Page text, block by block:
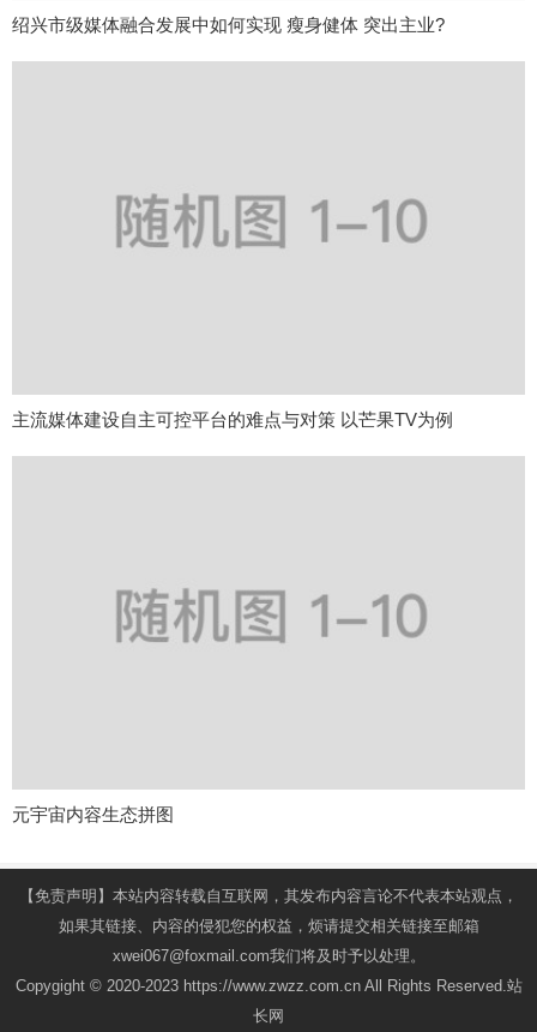
绍兴市级媒体融合发展中如何实现 瘦身健体 突出主业?
主流媒体建设自主可控平台的难点与对策 以芒果TV为例
元宇宙内容生态拼图
【免责声明】本站内容转载自互联网，其发布内容言论不代表本站观点，
如果其链接、内容的侵犯您的权益，烦请提交相关链接至邮箱
xwei067@foxmail.com我们将及时予以处理。
Copygight © 2020-2023 https://www.zwzz.com.cn All Rights Reserved.站
长网